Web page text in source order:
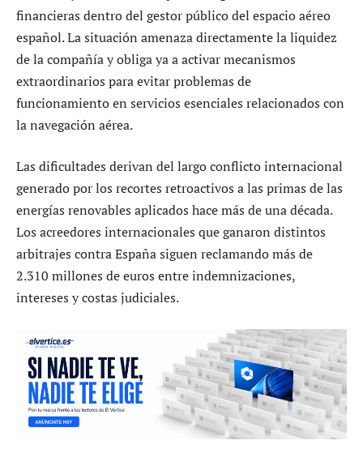
financieras dentro del gestor público del espacio aéreo
español. La situación amenaza directamente la liquidez
de la compañía y obliga ya a activar mecanismos
extraordinarios para evitar problemas de
funcionamiento en servicios esenciales relacionados con
la navegación aérea.
Las dificultades derivan del largo conflicto internacional
generado por los recortes retroactivos a las primas de las
energías renovables aplicados hace más de una década.
Los acreedores internacionales que ganaron distintos
arbitrajes contra España siguen reclamando más de
2.310 millones de euros entre indemnizaciones,
intereses y costas judiciales.